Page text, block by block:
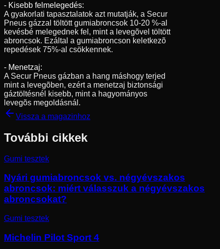
- Kisebb felmelegedés:
A gyakorlati tapasztalatok azt mutatják, a Secur
Pneus gázzal töltött gumiabroncsok 10-20 %-al
kevésbé melegednek fel, mint a levegõvel töltött
abroncsok. Ezáltal a gumiabroncson keletkezõ
repedések 75%-al csökkennek.
- Menetzaj:
A Secur Pneus gázban a hang máshogy terjed
mint a levegõben, ezért a menetzaj biztonsági
gáztöltésnél kisebb, mint a hagyományos
levegõs megoldásnál.
Vissza a magazinhoz
További cikkek
Gumi tesztek
Nyári gumiabroncsok vs. négyévszakos
abroncsok: miért válasszuk a négyévszakos
abroncsokat?
Gumi tesztek
Michelin Pilot Sport 4